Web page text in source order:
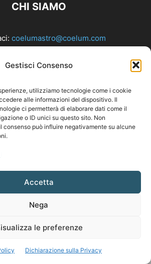
Gestisci Consenso
utilizziamo tecnologie come i cookie
alle informazioni del dispositivo. Il
ci permetterà di elaborare dati come il
o ID unici su questo sito. Non
consenso può influire negativamente su alcune
Accetta
Nega
le preferenze
Dichiarazione sulla Privacy
CHI SIAMO
coelumastro@coelum.com
SEGUICI